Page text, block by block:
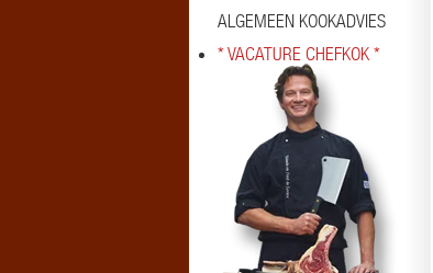
ALGEMEEN KOOKADVIES
* VACATURE CHEFKOK *